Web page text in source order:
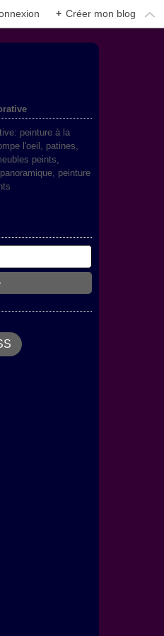
+ Créer mon blog
peinture à la
l'oeil, patines,
peints,
peinture